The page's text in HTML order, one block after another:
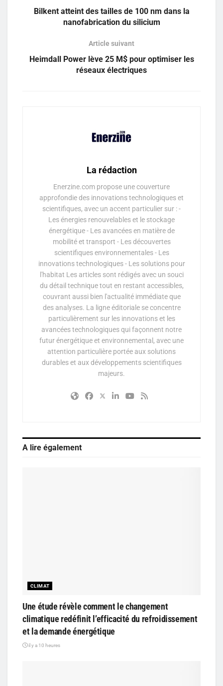
Bilkent atteint des tailles de 100 nm dans la
nanofabrication du silicium
Article suivant
Heimdall Power lève 25 M$ pour optimiser les
réseaux électriques
La rédaction
Enerzine.com propose une couverture
approfondie des innovations technologiques et
scientifiques, avec un accent particulier sur : -
Les énergies renouvelables et le stockage
énergétique - Les avancées en matière de
mobilité et transport - Les découvertes
scientifiques environnementales - Les
innovations technologiques - Les solutions pour
l'habitat Les articles sont rédigés avec un souci
du détail technique tout en restant accessibles,
couvrant aussi bien l'actualité immédiate que
des analyses. La ligne éditoriale se concentre
particulièrement sur les innovations et les
avancées technologiques qui façonnent notre
futur énergétique et environnemental, avec une
attention particulière portée aux solutions
durables et aux développements scientifiques
majeurs.
A lire également
CLIMAT
Une étude révèle comment le changement
climatique redéfinit l’efficacité du refroidissement
et la demande énergétique
il y a 10 heures